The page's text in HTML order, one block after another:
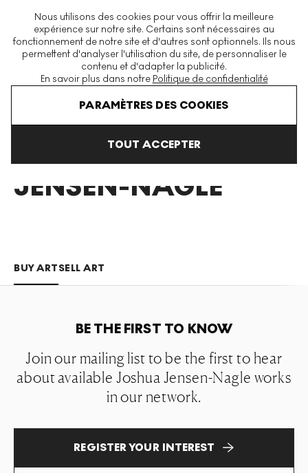
Nous utilisons des cookies pour vous offrir la meilleure
expérience sur notre site. Certains sont nécessaires au
fonctionnement de notre site et d'autres sont optionnels. Ils nous
permettent d'analyser l'utilisation du site, de personnaliser le
contenu et d'adapter la publicité.
En savoir plus dans notre Politique de confidentialité
PARAMÈTRES DES COOKIES
TOUT ACCEPTER
La plus grande plateforme mondiale d'estampes et éditions
modernes et contemporaines
Joshua Jensen Nagle
JOSHUA
JENSEN-NAGLE
BUY ARTSELL ART
BE THE FIRST TO KNOW
Join our mailing list to be the first to hear
about available Joshua Jensen-Nagle works
in our network.
REGISTER YOUR INTEREST